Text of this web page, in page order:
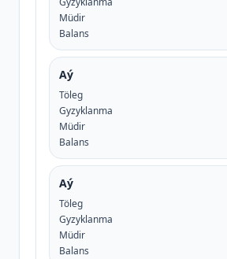
Müdir
Balans
Aý
Töleg
Gyzyklanma
Müdir
Balans
Aý
Töleg
Gyzyklanma
Müdir
Balans